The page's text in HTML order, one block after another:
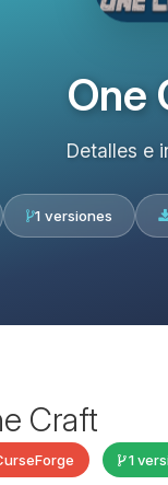
One
Detalles e
1 versiones
Craft
1